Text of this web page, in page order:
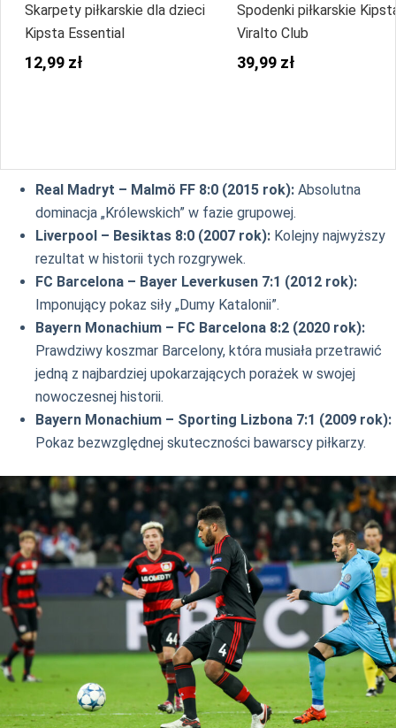
Skarpety piłkarskie dla dzieci
Kipsta Essential
12,99 zł
Spodenki piłkarskie
Viralto Club
39,99 zł
Real Madryt – Malmö FF 8:0 (2015 rok): Absolutna
dominacja „Królewskich” w fazie grupowej.
Liverpool – Besiktas 8:0 (2007 rok): Kolejny najwyższy
rezultat w historii tych rozgrywek.
FC Barcelona – Bayer Leverkusen 7:1 (2012 rok):
Imponujący pokaz siły „Dumy Katalonii”.
Bayern Monachium – FC Barcelona 8:2 (2020 rok):
Prawdziwy koszmar Barcelony, która musiała przetrawić
jedną z najbardziej upokarzających porażek w swojej
nowoczesnej historii.
Bayern Monachium – Sporting Lizbona 7:1 (2009 rok):
Pokaz bezwzględnej skuteczności bawarscy piłkarzy.